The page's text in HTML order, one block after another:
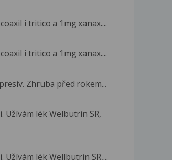
i tritico a 1mg xanax....
i tritico a 1mg xanax....
Zhruba před rokem...
lék Welbutrin SR,
lék Wellbutrin SR,...